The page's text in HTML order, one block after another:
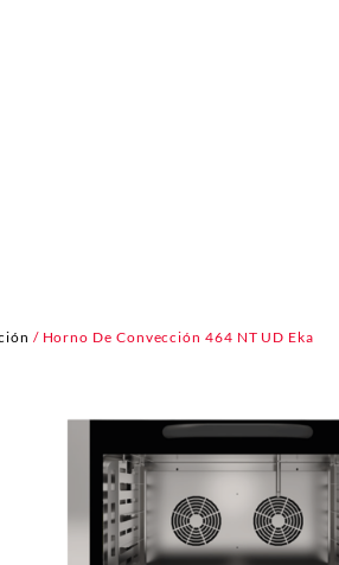
/ Horno De Convección 464 NT UD Eka